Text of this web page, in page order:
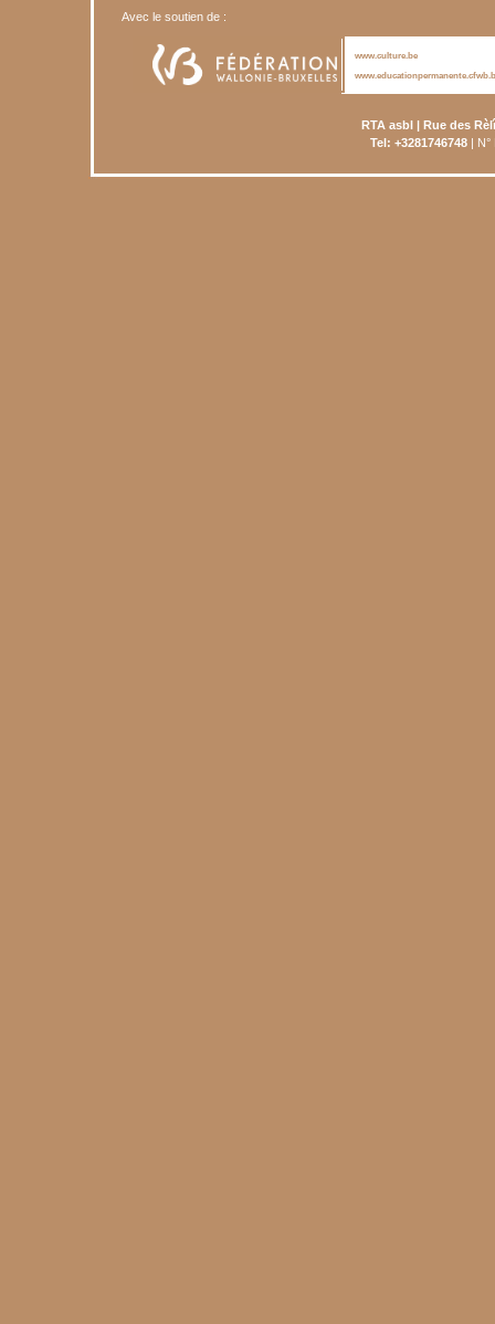
Avec le soutien de :
www.culture.be
RTA asbl | Rue des
Tel: +3281746748| N°